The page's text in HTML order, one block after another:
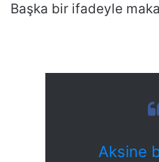
Başka bir ifadeyle
Aksine